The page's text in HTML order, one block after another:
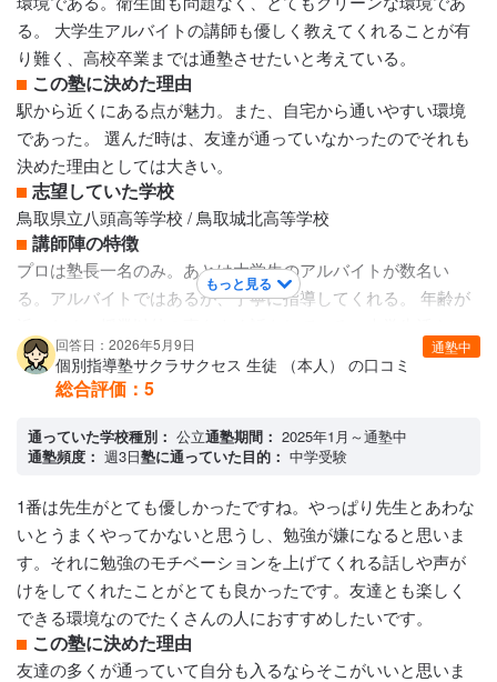
保護者への連絡手段
電話連絡
アクセス・周りの環境
分かりやすく平等であり、宿題の量もちょうどよく、家での
学習に繋がりやすい
る。 大学生アルバイトの講師も優しく教えてくれることが有
り難く、高校卒業までは通塾させたいと考えている。
この塾に決めた理由
駅から近くにある点が魅力。また、自宅から通いやすい環境
であった。 選んだ時は、友達が通っていなかったのでそれも
決めた理由としては大きい。
志望していた学校
鳥取県立八頭高等学校 / 鳥取城北高等学校
講師陣の特徴
プロは塾長一名のみ。あとは大学生のアルバイトが数名い
る。アルバイトではあるが、丁寧に指導してくれる。 年齢が
アルバイトの話なども体験談として聞くことができるため、
とても参考になっているようだ。
カリキュラムについて
個々に合わせたカリキュラムで進めてもらえる。 通常の授業
以外で、夏期講習、冬期講習などもある。 また、苦手科目を
料金)で授業をすることが可能。また、科目別の動画での教材
もある。
保護者への連絡手段
塾専用アプリ
アクセス・周りの環境
駅が近くにあり、利便性は良い。
もっと見る
通塾中
回答日：2026年5月9日
個別指導塾サクラサクセス 生徒 （本人） の口コミ
総合評価： 5
通っていた学校種別： 公立通塾期間： 2025年1月～通塾中
通塾頻度： 週3日塾に通っていた目的： 中学受験
1番は先生がとても優しかったですね。やっぱり先生とあわな
いとうまくやってかないと思うし、勉強が嫌になると思いま
す。それに勉強のモチベーションを上げてくれる話しや声が
けをしてくれたことがとても良かったです。友達とも楽しく
できる環境なのでたくさんの人におすすめしたいです。
この塾に決めた理由
友達の多くが通っていて自分も入るならそこがいいと思いま